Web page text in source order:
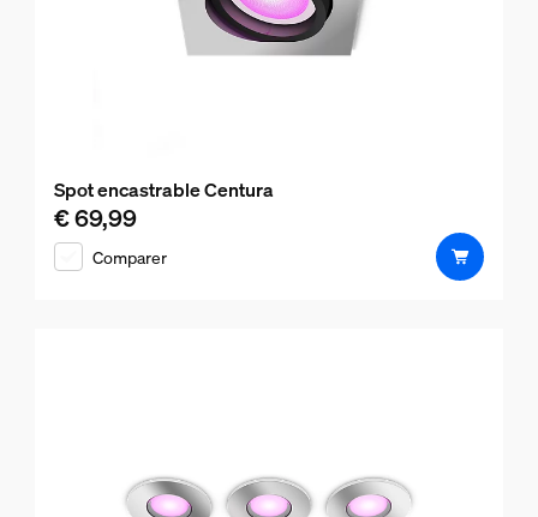
Spot encastrable Centura
Le prix actuel est € 69,99
€ 69,99
Comparer